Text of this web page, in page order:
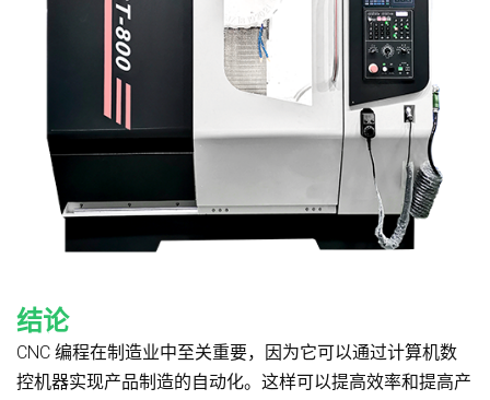
结论
CNC 编程在制造业中至关重要，因为它可以通过计算机数
控机器实现产品制造的自动化。这样可以提高效率和提高产